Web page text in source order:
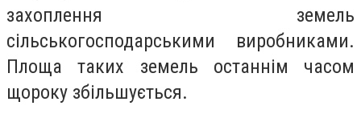
захоплення земель
сільськогосподарськими виробниками.
Площа таких земель останнім часом
щороку збільшується.